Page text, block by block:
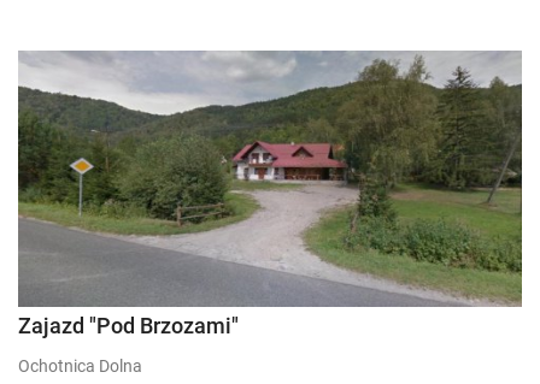
Zajazd "Pod Brzozami"
Ochotnica Dolna